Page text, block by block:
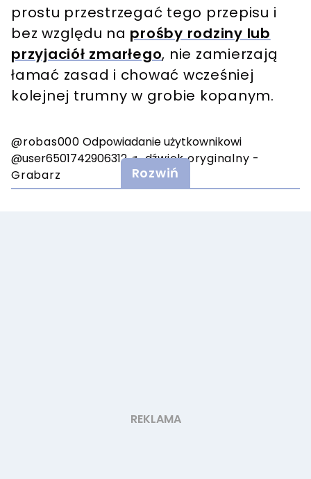
prostu przestrzegać tego przepisu i
bez względu na prośby rodziny lub
przyjaciół zmarłego, nie zamierzają
łamać zasad i chować wcześniej
kolejnej trumny w grobie kopanym.
@robas000 Odpowiadanie użytkownikowi
@user6501742906312♬ dźwięk oryginalny -
Grabarz
Rozwiń